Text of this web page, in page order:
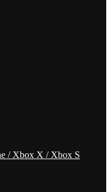
/ Xbox X / Xbox S